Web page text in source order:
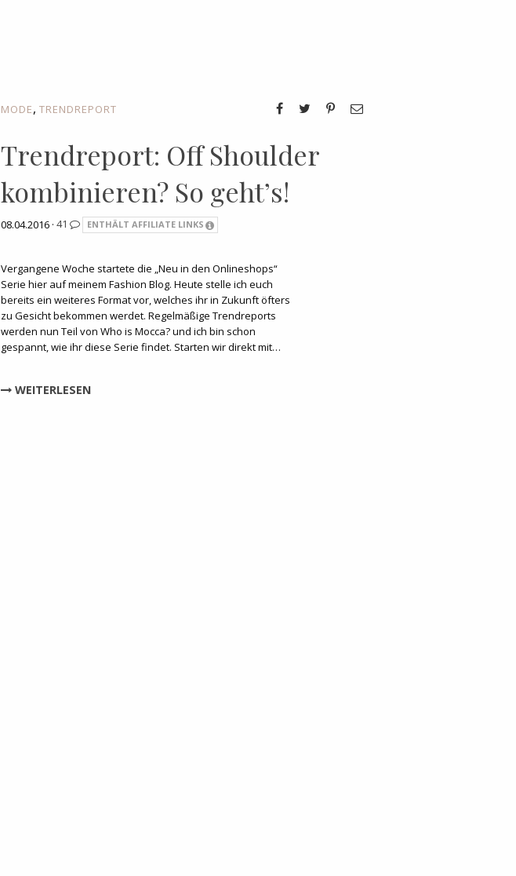
MODE, TRENDREPORT
Trendreport: Off Shoulder
kombinieren? So geht’s!
08.04.2016 · 41 ENTHÄLT AFFILIATE LINKS
Vergangene Woche startete die „Neu in den Onlineshops“
Serie hier auf meinem Fashion Blog. Heute stelle ich euch
bereits ein weiteres Format vor, welches ihr in Zukunft öfters
zu Gesicht bekommen werdet. Regelmäßige Trendreports
werden nun Teil von Who is Mocca? und ich bin schon
gespannt, wie ihr diese Serie findet. Starten wir direkt mit…
WEITERLESEN